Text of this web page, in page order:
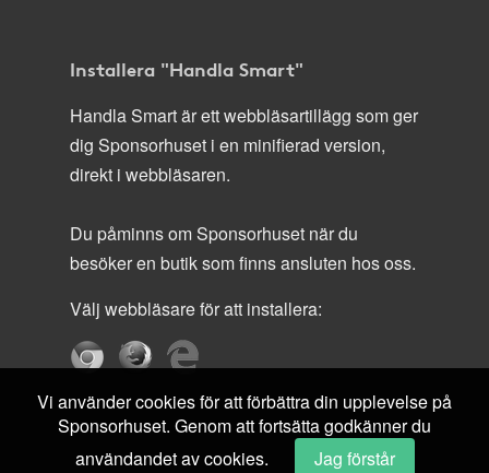
Installera "Handla Smart"
Handla Smart är ett webbläsartillägg som ger
dig Sponsorhuset i en minifierad version,
direkt i webbläsaren.
Du påminns om Sponsorhuset när du
besöker en butik som finns ansluten hos oss.
Välj webbläsare för att installera:
Vi använder cookies för att förbättra din upplevelse på
Sponsorhuset. Genom att fortsätta godkänner du
användandet av cookies.
Jag förstår